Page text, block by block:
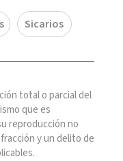
Sicarios
total o parcial del
que es
reproducción no
y un delito de